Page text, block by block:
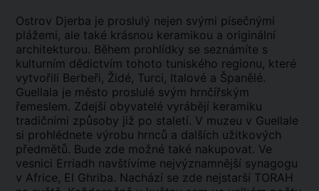
Ostrov Djerba je proslulý nejen svými písečnými
plážemi, ale také krásnou keramikou a originální
architekturou. Během prohlídky se seznámíte s
kulturním dědictvím tohoto tuniského regionu, které
vytvořili Berbeři, Židé, Turci, Italové a Španělé.
Guellala je město proslulé svým hrnčířským
řemeslem. Zdejší obyvatelé vyrábějí keramiku
tradičními způsoby již po staletí. V muzeu v Guellale
si prohlédnete výrobu hrnců a dalších užitkových
předmětů. Bude zde možné také nakupovat. Ve
vesnici Erriadh navštívíme nejvýznamnější synagogu
v Africe, El Ghriba. Nachází se zde nejstarší TORAH